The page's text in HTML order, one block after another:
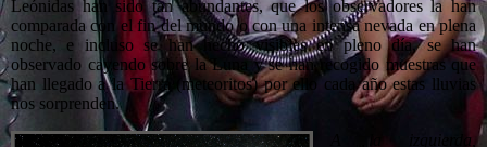
Leónidas han sido tan abundantes, que los observadores la han
comparada con el fin del mundo o con una intensa nevada en plena
noche, e incluso se han hecho visibles en pleno día, se han
observado cayendo sobre la Luna y se han recogido muestras que
han llegado a la Tierra (meteoritos) por ello cada año estas lluvias
nos sorprenden.
A la izquierda,